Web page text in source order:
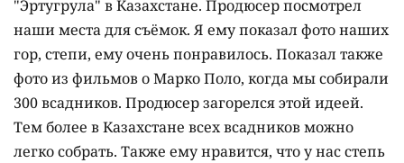
"Эртугрула" в Казахстане. Продюсер посмотрел
наши места для съёмок. Я ему показал фото наших
гор, степи, ему очень понравилось. Показал также
фото из фильмов о Марко Поло, когда мы собирали
300 всадников. Продюсер загорелся этой идеей.
Тем более в Казахстане всех всадников можно
легко собрать. Также ему нравится, что у нас степь